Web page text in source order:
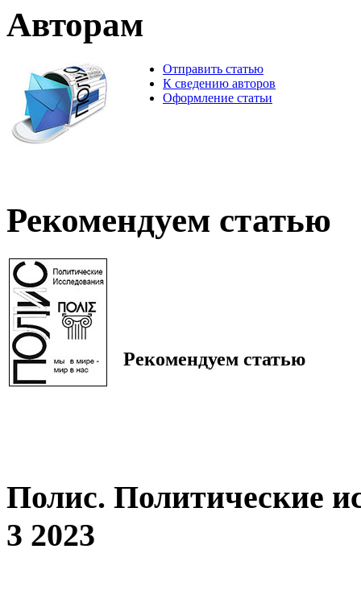
Авторам
Отправить статью
К сведению авторов
Оформление статьи
Рекомендуем статью
Рекомендуем статью
Полис. Политические
3 2023